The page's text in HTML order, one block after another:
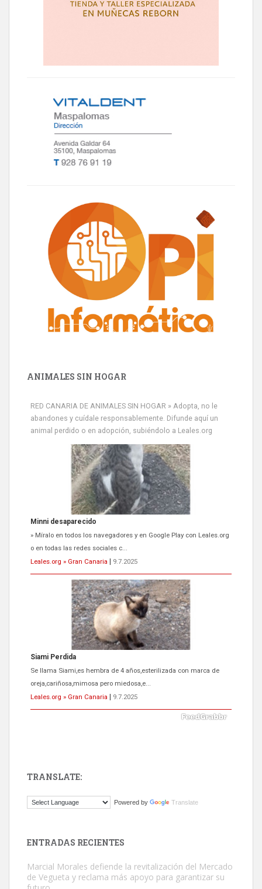
ANIMALES SIN HOGAR
RED CANARIA DE ANIMALES SIN HOGAR » Adopta, no le
abandones y cuídale responsablemente. Difunde aquí un
animal perdido o en adopción, subiéndolo a Leales.org
Siami Perdida
Se llama Siami,es hembra de 4 años,esterilizada con marca de
oreja,cariñosa,mimosa pero miedosa,e...
Leales.org » Gran Canaria
9.7.2025
ADOPCIÓN URGENTE GATA TEROR GRAN CANARIA
El ayuntamiento se va a llevar a Los Gatos callejeros de la zona los
próximos días, ella incluida...
Leales.org » Gran Canaria
9.7.2025
Este gato macho ha aparecido en la calle hace menos de un mes,
TRANSLATE:
Powered by Translate
ENTRADAS RECIENTES
Marcial Morales defiende la revitalización del Mercado
de Vegueta y reclama más apoyo para garantizar su